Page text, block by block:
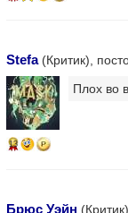
Stefa(Критик),
13
Плох во
Брюс Уэйн